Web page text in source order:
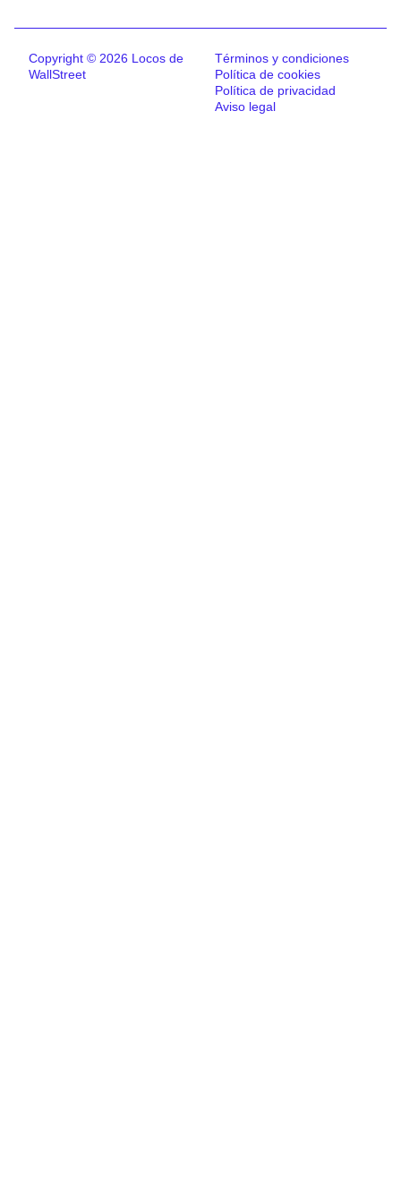
Copyright © 2026 Locos de
WallStreet
Términos y condiciones
Política de cookies
Política de privacidad
Aviso legal